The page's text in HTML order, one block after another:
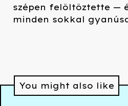
szépen felöltöztette —
minden sokkal
You might also like